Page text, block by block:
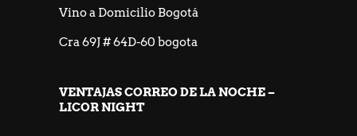
Vino a Domicilio Bogotá
Cra 69J # 64D-60 bogota
VENTAJAS CORREO DE LA NOCHE –
LICOR NIGHT